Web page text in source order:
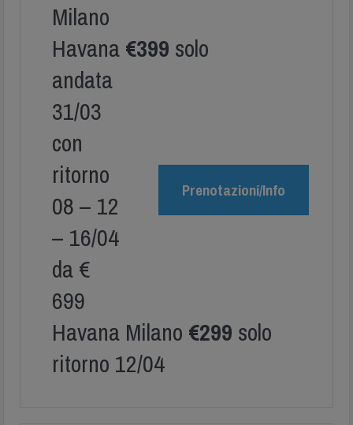
Milano
Havana €399 solo
andata
31/03
con
ritorno
08 – 12
– 16/04
da €
699
Havana Milano €299 solo
ritorno 12/04
Prenotazioni/Info